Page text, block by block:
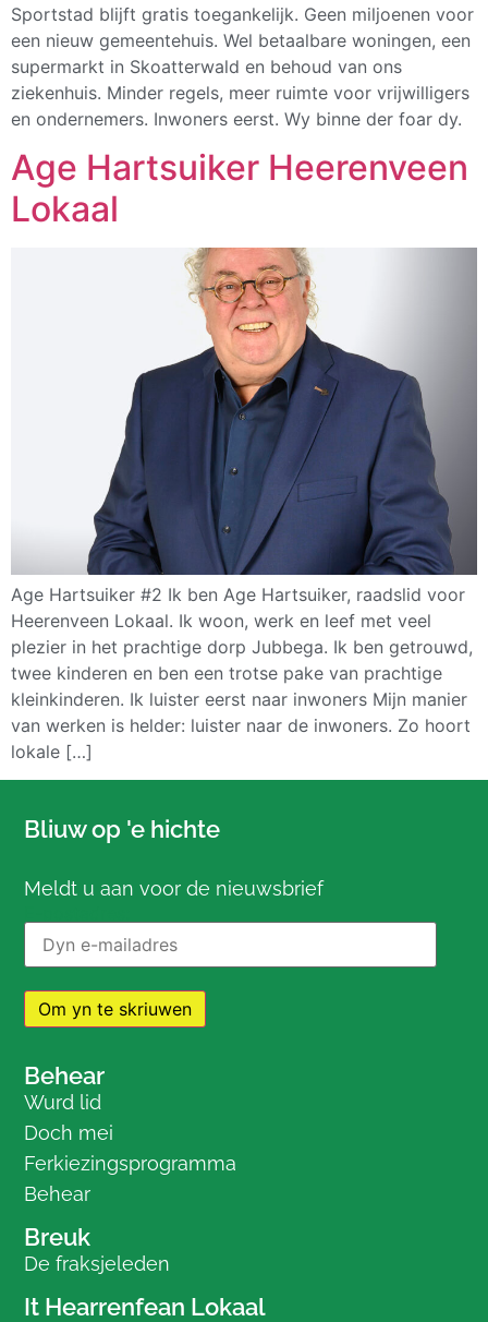
Sportstad blijft gratis toegankelijk. Geen miljoenen voor
een nieuw gemeentehuis. Wel betaalbare woningen, een
supermarkt in Skoatterwald en behoud van ons
ziekenhuis. Minder regels, meer ruimte voor vrijwilligers
en ondernemers. Inwoners eerst. Wy binne der foar dy.
Age Hartsuiker Heerenveen
Lokaal
Age Hartsuiker #2 Ik ben Age Hartsuiker, raadslid voor
Heerenveen Lokaal. Ik woon, werk en leef met veel
plezier in het prachtige dorp Jubbega. Ik ben getrouwd,
twee kinderen en ben een trotse pake van prachtige
kleinkinderen. Ik luister eerst naar inwoners Mijn manier
van werken is helder: luister naar de inwoners. Zo hoort
lokale […]
Bliuw op 'e hichte
Meldt u aan voor de nieuwsbrief
Behear
Wurd lid
Doch mei
Ferkiezingsprogramma
Behear
Breuk
De fraksjeleden
It Hearrenfean Lokaal